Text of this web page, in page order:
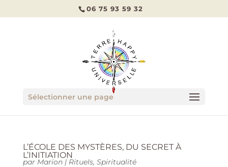
06 75 93 59 32
Sélectionner une page
L’ÉCOLE DES MYSTÈRES, DU SECRET À
L’INITIATION
par Marion| Rituels, Spiritualité